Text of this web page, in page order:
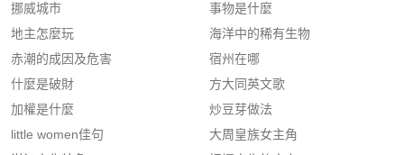
挪威城市
地主怎麼玩
赤潮的成因及危害
什麼是破財
加權是什麼
little women佳句
事物是什麼
海洋中的稀有生物
宿州在哪
方大同英文歌
炒豆芽做法
大周皇族女主角